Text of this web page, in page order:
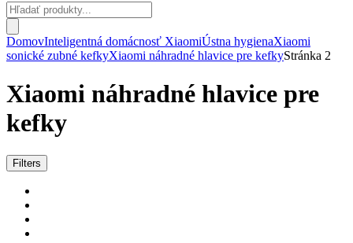
Products
search
DomovInteligentná domácnosť XiaomiÚstna hygienaXiaomi
sonické zubné kefkyXiaomi náhradné hlavice pre kefkyStránka 2
Xiaomi náhradné hlavice pre
kefky
Zoradené
podľa
popularity
Filters